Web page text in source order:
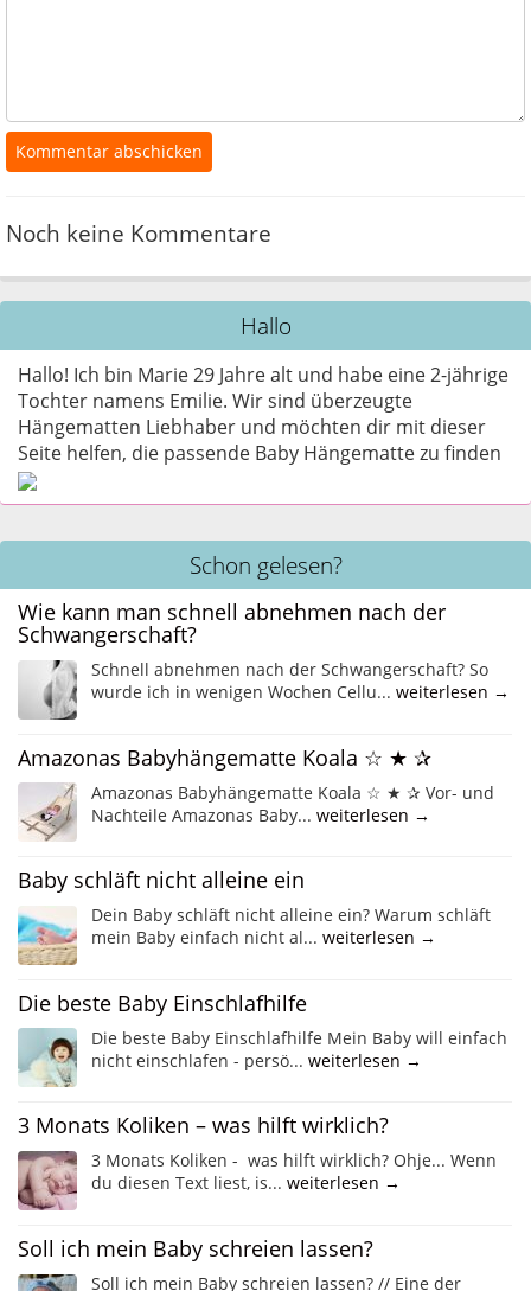
Noch keine Kommentare
Hallo
Hallo! Ich bin Marie 29 Jahre alt und habe eine 2-jährige
Tochter namens Emilie. Wir sind überzeugte
Hängematten Liebhaber und möchten dir mit dieser
Seite helfen, die passende Baby Hängematte zu finden
Schon gelesen?
Wie kann man schnell abnehmen nach der
Schwangerschaft?
Schnell abnehmen nach der Schwangerschaft? So
wurde ich in wenigen Wochen Cellu... weiterlesen →
Amazonas Babyhängematte Koala ☆ ★ ✰
Amazonas Babyhängematte Koala ☆ ★ ✰ Vor- und
Nachteile Amazonas Baby... weiterlesen →
Baby schläft nicht alleine ein
Dein Baby schläft nicht alleine ein? Warum schläft
mein Baby einfach nicht al... weiterlesen →
Die beste Baby Einschlafhilfe
Die beste Baby Einschlafhilfe Mein Baby will einfach
nicht einschlafen - persö... weiterlesen →
3 Monats Koliken – was hilft wirklich?
3 Monats Koliken - was hilft wirklich? Ohje... Wenn
du diesen Text liest, is... weiterlesen →
Soll ich mein Baby schreien lassen?
Soll ich mein Baby schreien lassen? // Eine der